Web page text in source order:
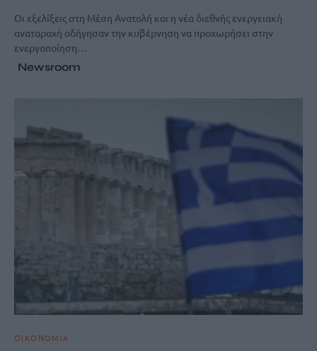
Οι εξελίξεις στη Μέση Ανατολή και η νέα διεθνής ενεργειακή
αναταραχή οδήγησαν την κυβέρνηση να προχωρήσει στην
ενεργοποίηση…
Newsroom
ΟΙΚΟΝΟΜΙΑ